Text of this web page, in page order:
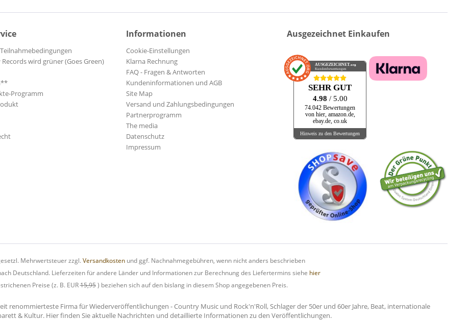
Records wird grüner (Goes Green)
Programm
Informationen
Cookie-Einstellungen
Klarna Rechnung
FAQ - Fragen & Antworten
Kundeninformationen und AGB
Site Map
Versand und Zahlungsbedingungen
Partnerprogramm
The media
Datenschutz
Impressum
Ausgezeichnet Einkaufen
AUSGEZEICHNET.org
Kundenbewertungen
SEHR GUT
4.98 / 5.00
74.042 Bewertungen
von hier, amazon.de,
ebay.de, co.uk
Hinweis zu den Bewertungen
Mehrwertsteuer zzgl. Versandkostenund ggf. Nachnahmegebühren, wenn nicht anders beschrieben
Deutschland. Lieferzeiten für andere Länder und Informationen zur Berechnung des Liefertermins siehe hier
Preise (z. B. EUR15,95) beziehen sich auf den bislang in diesem Shop angegebenen Preis.
renommierteste Firma für Wiederveröffentlichungen - Country Music und Rock'n'Roll, Schlager der 50er und 60er Jahre, Beat, internationale
& Kultur. Hier finden Sie aktuelle Nachrichten und detaillierte Informationen zu den Veröffentlichungen.